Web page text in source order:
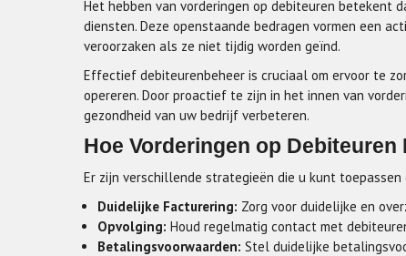
Het hebben van vorderingen op debiteuren
diensten. Deze openstaande bedragen vormen een
veroorzaken als ze niet tijdig worden geïnd.
Effectief debiteurenbeheer is cruciaal om ervoor te
opereren. Door proactief te zijn in het innen van
gezondheid van uw bedrijf verbeteren.
Hoe Vorderingen op
Er zijn verschillende strategieën die u kunt
Duidelijke Facturering: Zorg voor duidelijke en
Opvolging: Houd regelmatig contact met
Betalingsvoorwaarden: Stel duidelijke